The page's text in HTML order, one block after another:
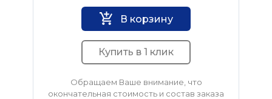
В корзину
Купить в 1 клик
Обращаем Ваше внимание, что
окончательная стоимость и состав заказа